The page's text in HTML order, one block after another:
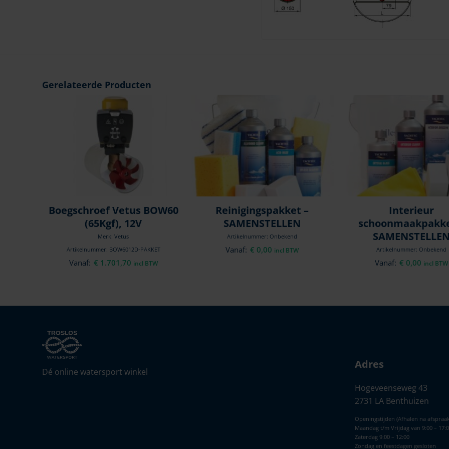
Gerelateerde Producten
Boegschroef Vetus BOW60
(65Kgf), 12V
Merk: Vetus
Artikelnummer: BOW6012D-PAKKET
Vanaf: € 1.701,70 incl BTW
Reinigingspakket –
SAMENSTELLEN
Artikelnummer: Onbekend
Vanaf: € 0,00 incl BTW
Interieur
Artikelnummer: Onbekend
Vanaf: € 0,00 incl BTW
Dé online watersport winkel
Adres
Hogeveenseweg 43
2731 LA Benthuizen
Openingstijden (Afhalen na
Maandag t/m Vrijdag van 9:00 –
Zaterdag 9:00 – 12:00
Zondag en feestdagen gesloten